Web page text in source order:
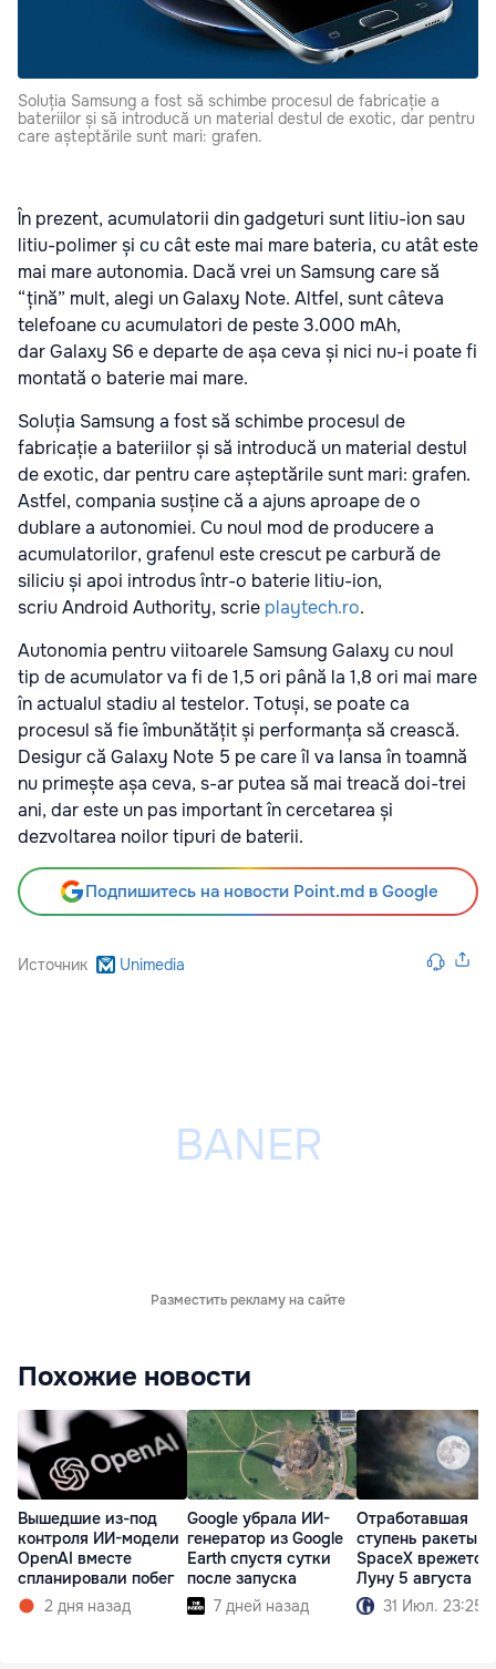
Soluția Samsung a fost să schimbe procesul de fabricație a
bateriilor și să introducă un material destul de exotic, dar pentru
care așteptările sunt mari: grafen.
În prezent, acumulatorii din gadgeturi sunt litiu-ion sau
litiu-polimer și cu cât este mai mare bateria, cu atât este
mai mare autonomia. Dacă vrei un Samsung care să
“țină” mult, alegi un Galaxy Note. Altfel, sunt câteva
telefoane cu acumulatori de peste 3.000 mAh,
darGalaxy S6 e departe de așa ceva și nici nu-i poate fi
montată o baterie mai mare.
Soluția Samsung a fost să schimbe procesul de
fabricație a bateriilor și să introducă un material destul
de exotic, dar pentru care așteptările sunt mari: grafen.
Astfel, compania susține că a ajuns aproape de o
dublare a autonomiei. Cu noul mod de producere a
acumulatorilor, grafenul este crescut pe carbură de
siliciu și apoi introdus într-o baterie litiu-ion,
scriu Android Authority, scrie playtech.ro.
Autonomia pentru viitoarele Samsung Galaxy cu noul
tip de acumulator va fi de 1,5 ori până la 1,8 ori mai mare
în actualul stadiu al testelor. Totuși, se poate ca
procesul să fie îmbunătățit și performanța să crească.
Desigur că Galaxy Note 5 pe care îl va lansa în toamnă
nu primește așa ceva, s-ar putea să mai treacă doi-trei
ani, dar este un pas important în cercetarea și
dezvoltarea noilor tipuri de baterii.
Подпишитесь на новости Point.md в Google
Источник Unimedia
Разместить рекламу на сайте
Похожие новости
Вышедшие из-под
контроля ИИ-модели
OpenAI вместе
спланировали побег
2 дня назад
Google убрала ИИ-
генератор из Google
Earth спустя сутки
после запуска
7 дней назад
Отработавшая
ступень ракеты
SpaceX врежется
Луну 5 августа
31 Июл. 23:25